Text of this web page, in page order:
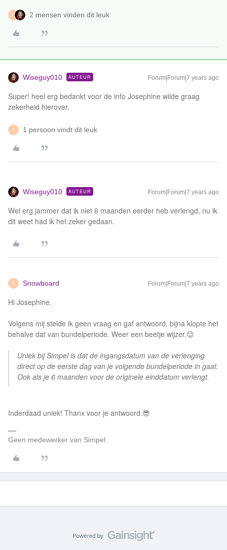
S 2 mensen vinden dit leuk
Wiseguy010 AUTEUR Forum|Forum|7 years ago
Super! heel erg bedankt voor de info Josephine wilde graag
zekerheid hierover.
S 1 persoon vindt dit leuk
Wiseguy010 AUTEUR Forum|Forum|7 years ago
Wel erg jammer dat ik niet 6 maanden eerder heb verlengd, nu ik
dit weet had ik het zeker gedaan.
S Snowboard Forum|Forum|7 years ago
Hi Josephine.
Volgens mij stelde ik geen vraag en gaf antwoord, bijna klopte het
behalve dat van bundelperiode. Weer een beetje wijzer.😉
Uniek bij Simpel is dat de ingangsdatum van de verlenging
direct op de eerste dag van je volgende bundelperiode in gaat.
Ook als je 6 maanden voor de originele einddatum verlengt.
Inderdaad uniek! Thanx voor je antwoord.😎
Geen medewerker van Simpel.